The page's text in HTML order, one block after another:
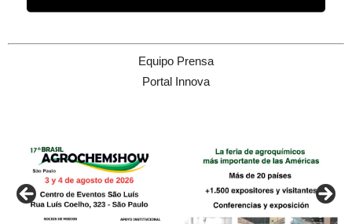
Equipo Prensa
Portal Innova